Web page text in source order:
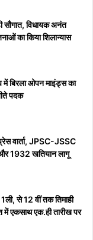
सौगात, विधायक अनंत
का किया शिलान्यास
में बिरला ओपन माइंड्स का
पदक
वार्ता, JPSC-JSSC
1932 खतियान लागू
से 12 वीं तक तिमाही
में एकसाथ एक.ही तारीख पर